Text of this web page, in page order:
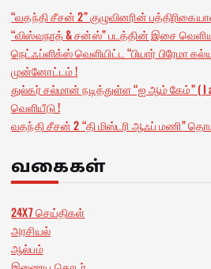
“வதந்தி சீசன் 2” குழுவினரின்
“விஸ்வநாத் & சன்ஸ்” படத்தின் இசை
நெட்ஃப்ளிக்ஸ் வெளியிட்ட “பியார் பிரேமா
முன்னோட்டம் !
துல்கர் சல்மான் நடித்துள்ள “ஐ ஆம் கேம்” ( I
வெளியீடு !
வதந்தி சீசன் 2 “தி மிஸ்டரி ஆஃப் மணி”
வகைகள்
24X7 செய்திகள்
அரசியல்
ஆல்பம்